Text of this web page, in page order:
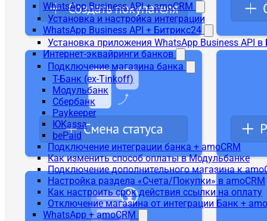
WhatsApp Business API + amoCRM
Установка и настройка интеграции
WhatsApp Business API + Битрикс24
Установка приложения WhatsApp Business API
Интернет-эквайринги банков
Подключение магазина банка
Т-Банк (ex-Tinkoff)
Модульбанк
Сбербанк
Paykeeper
ЮKassa
bePaid
Подключение интеграции банка + amoCRM
Как изменить способ оплаты в Модульбанке
Подключение дополнительного магазина к
Настройка раздела «Счета/Покупки» в amoCRM
Как настроить срок действия ссылки на оплату
Отключение магазина от интеграции Банк +
WhatsApp + amoCRM